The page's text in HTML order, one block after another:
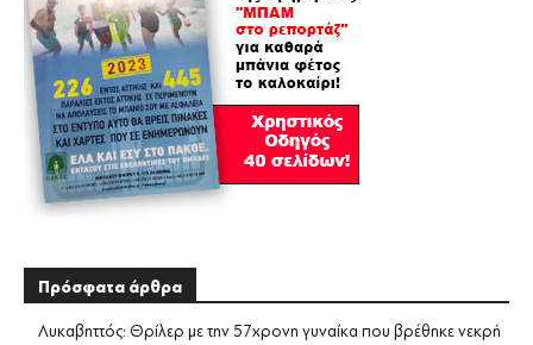
Πρόσφατα άρθρα
Λυκαβηττός: Θρίλερ με την 57χρονη γυναίκα που βρέθηκε νεκρή